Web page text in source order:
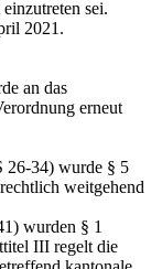
sei.
2021.
an das
erneut
26-34) wurde § 5
weitgehend
wurden § 1
III regelt die